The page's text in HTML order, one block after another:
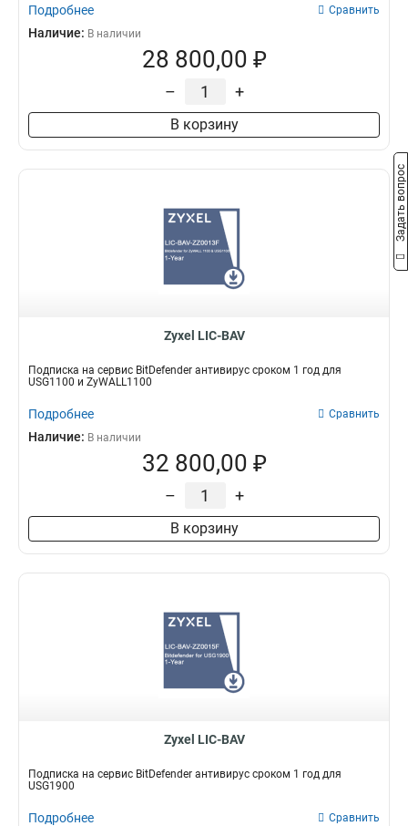
Подробнее Сравнить
Наличие: В наличии
28 800,00 ₽
– +
В корзину
Zyxel LIC-BAV
Подписка на сервис BitDefender антивирус сроком 1 год для
USG1100 и ZyWALL1100
Подробнее Сравнить
Наличие: В наличии
32 800,00 ₽
– +
В корзину
Zyxel LIC-BAV
Подписка на сервис BitDefender антивирус сроком 1 год для
USG1900
Подробнее Сравнить
Задать вопрос